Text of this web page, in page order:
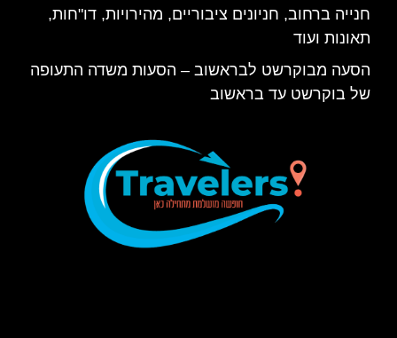
חנייה ברחוב, חניונים ציבוריים, מהירויות, דו"חות,
תאונות ועוד
הסעה מבוקרשט לבראשוב – הסעות משדה התעופה
של בוקרשט עד בראשוב